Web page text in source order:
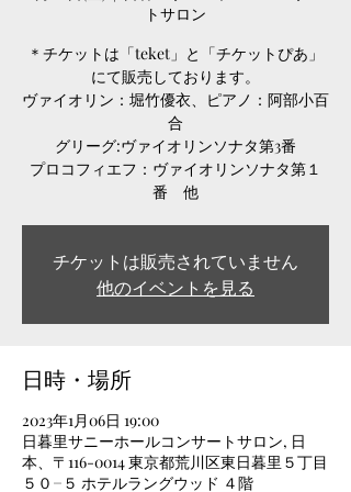
トサロン
＊チケットは「teket」と「チケットぴあ」
にて販売しております。
ヴァイオリン：堀竹優衣、ピアノ：阿部小百
合
グリーグ:ヴァイオリンソナタ第3番
プロコフィエフ：ヴァイオリンソナタ第１
チケットは販売されていません
他のイベントを見る
日時・場所
2023年1月06日 19:00
日暮里サニーホールコンサートサロン, 日
本、〒116-0014 東京都荒川区東日暮里５丁目
５０−５ ホテルラングウッド ４階